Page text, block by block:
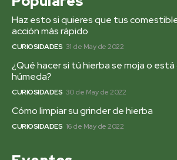
Haz esto si quieres que tus
acción más rápido
CURIOSIDADES 31 de May de 2022
¿Qué hacer si tú hierba se moja o
húmeda?
CURIOSIDADES 30 de May de 2022
Cómo limpiar su grinder de hierba
CURIOSIDADES 16 de May de 2022